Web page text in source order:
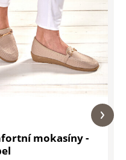
mokasíny -